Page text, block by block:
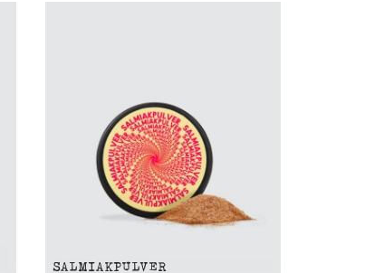
SALMIAKPULVER